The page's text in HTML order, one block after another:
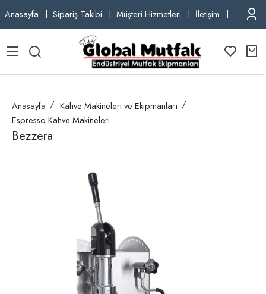
Anasayfa Sipariş Takibi Müşteri Hizmetleri İletişim TEL:
Anasayfa
Kahve Makineleri ve Ekipmanları
Espresso Kahve Makineleri
Bezzera